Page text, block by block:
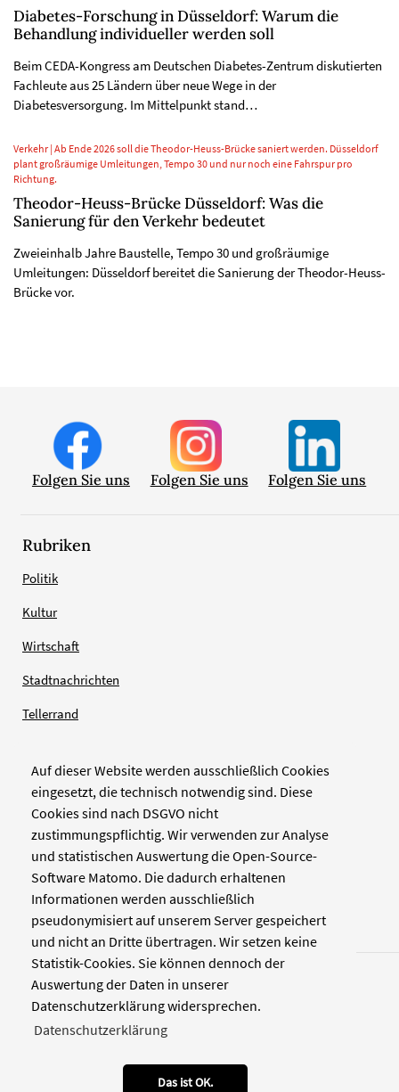
Auf dieser Website werden ausschließlich Cookies
eingesetzt, die technisch notwendig sind. Diese
Cookies sind nach DSGVO nicht
zustimmungspflichtig. Wir verwenden zur Analyse
und statistischen Auswertung die Open-Source-
Software Matomo. Die dadurch erhaltenen
Informationen werden ausschließlich
pseudonymisiert auf unserem Server gespeichert
und nicht an Dritte übertragen. Wir setzen keine
Statistik-Cookies. Sie können dennoch der
Auswertung der Daten in unserer
Datenschutzerklärung widersprechen.
Datenschutzerklärung
Das ist OK.
Diabetes-Forschung in Düsseldorf: Warum die
Behandlung individueller werden soll
Beim CEDA-Kongress am Deutschen Diabetes-Zentrum diskutierten
Fachleute aus 25 Ländern über neue Wege in der
Diabetesversorgung. Im Mittelpunkt stand…
Verkehr | Ab Ende 2026 soll die Theodor-Heuss-Brücke saniert werden. Düsseldorf
plant großräumige Umleitungen, Tempo 30 und nur noch eine Fahrspur pro
Richtung.
Theodor-Heuss-Brücke Düsseldorf: Was die
Sanierung für den Verkehr bedeutet
Zweieinhalb Jahre Baustelle, Tempo 30 und großräumige
Umleitungen: Düsseldorf bereitet die Sanierung der Theodor-Heuss-
Brücke vor.
Folgen Sie uns Folgen Sie uns Folgen Sie uns
Rubriken
Politik
Kultur
Wirtschaft
Stadtnachrichten
Tellerrand
Verlag
Pinienstraße 2
40233 Düsseldorf
www.zellwerk.com
Kontakt Datenschutz